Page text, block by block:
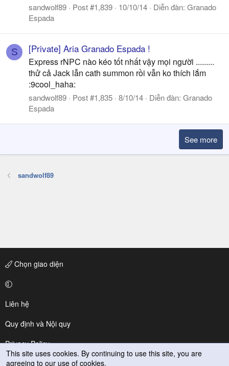
sandwolf89 Post #1,839 10/10/14 Diễn đàn: Granado
Espada
S [Private] Aria Granado Espada !
Express rNPC nào kéo tốt nhất vậy mọi người .........
thử cả Jack lẫn cath summon rồi vẫn ko thích lắm
:9cool_haha:
sandwolf89 Post #1,835 8/10/14 Diễn đàn: Granado
Espada
See more
sandwolf89
Chọn giao diện
Liên hệ
Quy định và Nội quy
Privacy Policy
Trợ giúp
This site uses cookies. By continuing to use this site, you are
agreeing to our use of cookies.